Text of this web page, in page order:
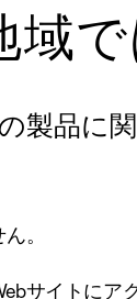
域
製品に
。
サイトに